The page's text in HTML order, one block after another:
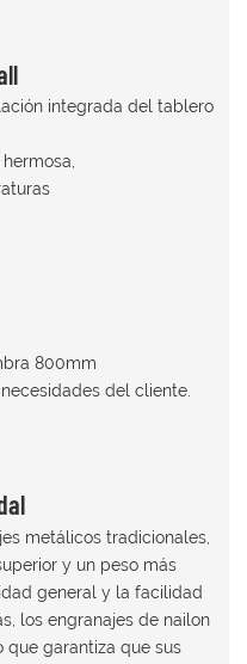
integrada del tablero
800mm
del cliente.
metálicos tradicionales,
y un peso más
general y la facilidad
los engranajes de nailon
que garantiza que sus